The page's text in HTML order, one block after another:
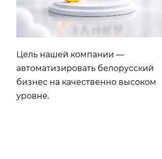
Цель нашей компании —
автоматизировать белорусский
бизнес на качественно высоком
уровне.